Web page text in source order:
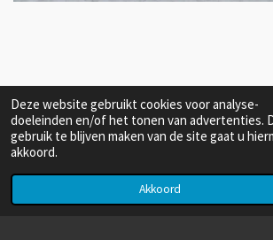
Deze website gebruikt cookies voor analyse-
doeleinden en/of het tonen van advertenties.
gebruik te blijven maken van de site gaat u
akkoord.
Akkoord